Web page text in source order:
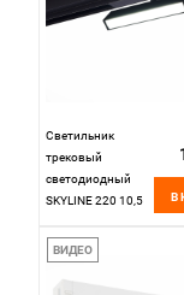
Светильник
трековый
светодиодный
SKYLINE 220 10,5
3000K ST LUCE
ST378.436.09
черный
В
ВИДЕО